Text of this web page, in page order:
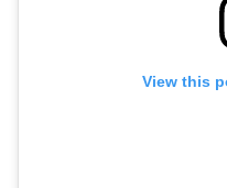
View this